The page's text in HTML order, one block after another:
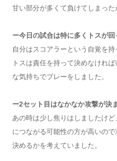
甘い部分が多くて負けてしまった
ー今日の試合は特に多くトスが
自分はスコアラーという自覚を
トスは責任を持って決めなけれ
な気持ちでプレーをしました。
ー2セット目はなかなか攻撃が決
あの時は少し焦りはしましたけ
につながる可能性の方が高いの
決めるかを考えていました。